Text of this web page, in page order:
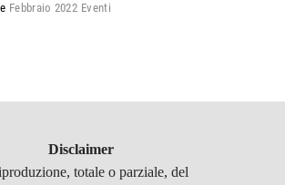
Febbraio 2022 Eventi
Disclaimer
totale o parziale, del